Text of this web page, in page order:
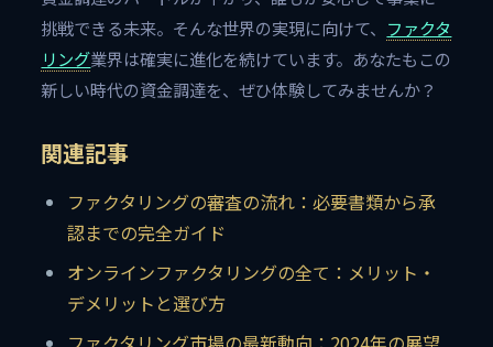
挑戦できる未来。そんな世界の実現に向けて、 ファクタ
リング業界は確実に進化を続けています。あなたもこの
新しい時代の資金調達を、ぜひ体験してみませんか？
関連記事
ファクタリングの審査の流れ：必要書類から承
認までの完全ガイド
オンラインファクタリングの全て：メリット・
デメリットと選び方